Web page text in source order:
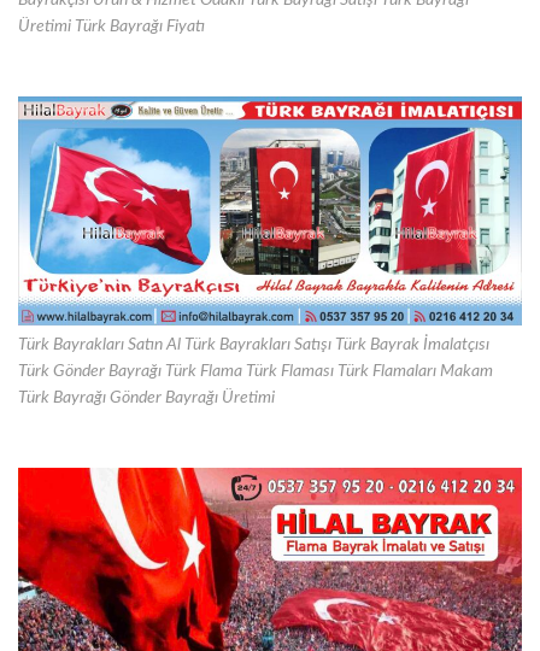
Üretimi Türk Bayrağı Fiyatı
Türk Bayrakları Satın Al Türk Bayrakları Satışı Türk Bayrak İmalatçısı
Türk Gönder Bayrağı Türk Flama Türk Flaması Türk Flamaları Makam
Türk Bayrağı Gönder Bayrağı Üretimi